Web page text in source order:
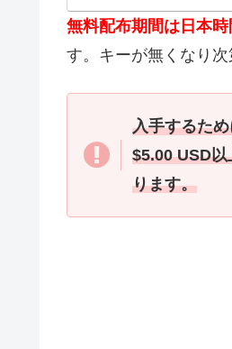
無料配布期間は日本
す。キーが無くなり
入手するた
$5.00 USD
ります。